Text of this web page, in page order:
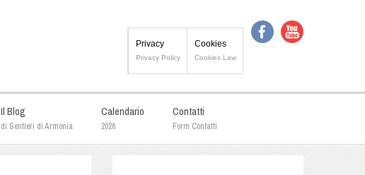
Privacy
Privacy Policy
Cookies
Cookies Law
Il Blog
di Sentieri di Armonia
Calendario
2026
Contatti
Form Contatti